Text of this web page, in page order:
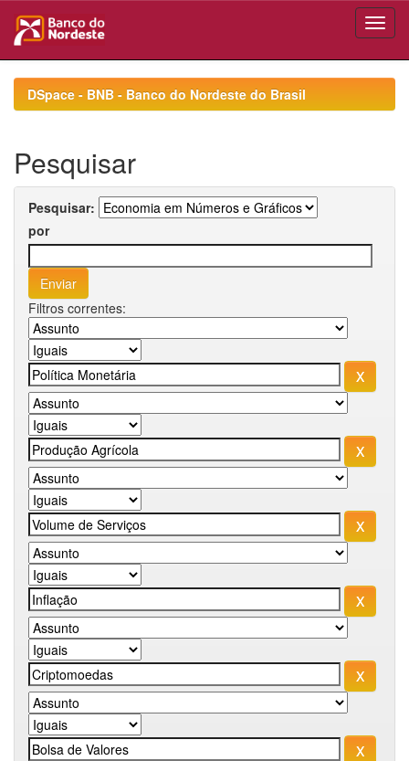
navigationDSpace - BNB - Banco do Nordeste do Brasil
Pesquisar
Pesquisar:
por
Filtros correntes: